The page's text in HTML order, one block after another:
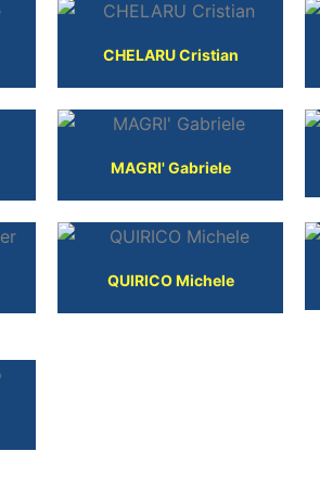
CHELARU Cristian
MAGRI' Gabriele
QUIRICO Michele